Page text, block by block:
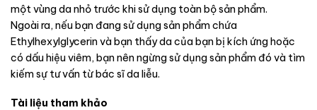
một vùng da nhỏ trước khi sử dụng toàn bộ sản phẩm.
Ngoài ra, nếu bạn đang sử dụng sản phẩm chứa
Ethylhexylglycerin và bạn thấy da của bạn bị kích ứng hoặc
có dấu hiệu viêm, bạn nên ngừng sử dụng sản phẩm đó và tìm
kiếm sự tư vấn từ bác sĩ da liễu.
Tài liệu tham khảo